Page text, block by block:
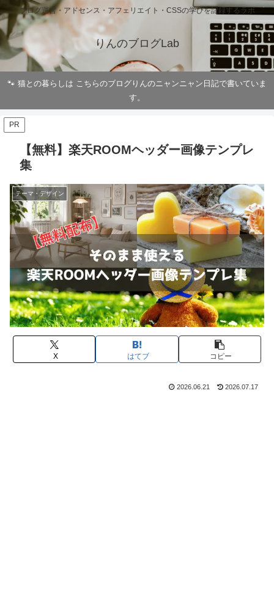
ブログ運営・アドセンス・アフェリエイト・CSSの学びを記録するラボ
りんのブログLab
🐾 猫との暮らしは こちらのブログりんのニャンニャン日記で書いていま
す。
PR
【無料】楽天ROOMヘッダー画像テンプレ
集
テーマ・デザイン
X はてブ コピー
2026.06.21 2026.07.17